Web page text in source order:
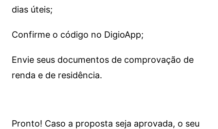
dias úteis;
Confirme o código no DigioApp;
Envie seus documentos de comprovação de
renda e de residência.
Pronto! Caso a proposta seja aprovada, o seu